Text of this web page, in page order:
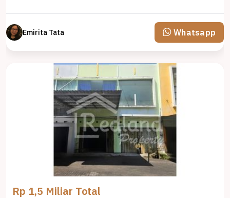
Emirita Tata Whatsapp
Rp 1,5 Miliar Total